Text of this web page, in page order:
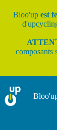
contenu
Bloo'up est
composants